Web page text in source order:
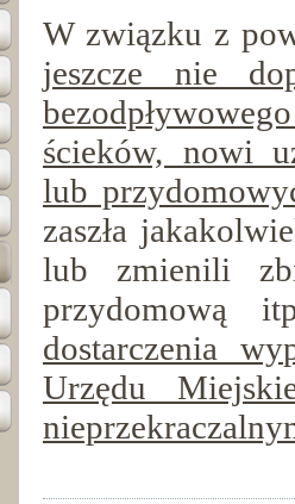
W związku z
jeszcze nie
ścieków, nowi
lub
zaszła
lub zmienili
przydomową
dostarczenia
Urzędu